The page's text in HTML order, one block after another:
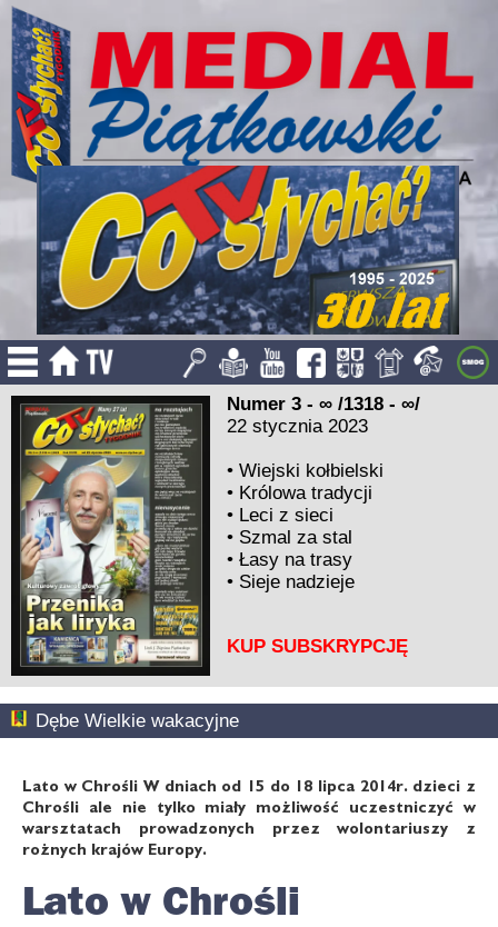
Numer 3 - ∞ /1318 - ∞/
22 stycznia 2023
•Wiejski kołbielski
• Królowa tradycji
• Leci z sieci
• Szmal za stal
•Łasy na trasy
• Sieje nadzieje
KUP SUBSKRYPCJĘ
Dębe Wielkie wakacyjne
Lato w Chrośli W dniach od 15 do 18 lipca 2014r. dzieci z
Chrośli ale nie tylko miały możliwość uczestniczyć w
warsztatach prowadzonych przez wolontariuszy z
rożnych krajów Europy.
Lato w Chrośli